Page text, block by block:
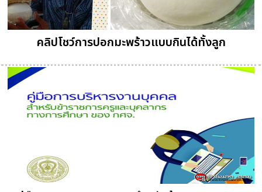
คลิปโชว์การปอกมะพร้าวแบบกินได้ทั้งลูก